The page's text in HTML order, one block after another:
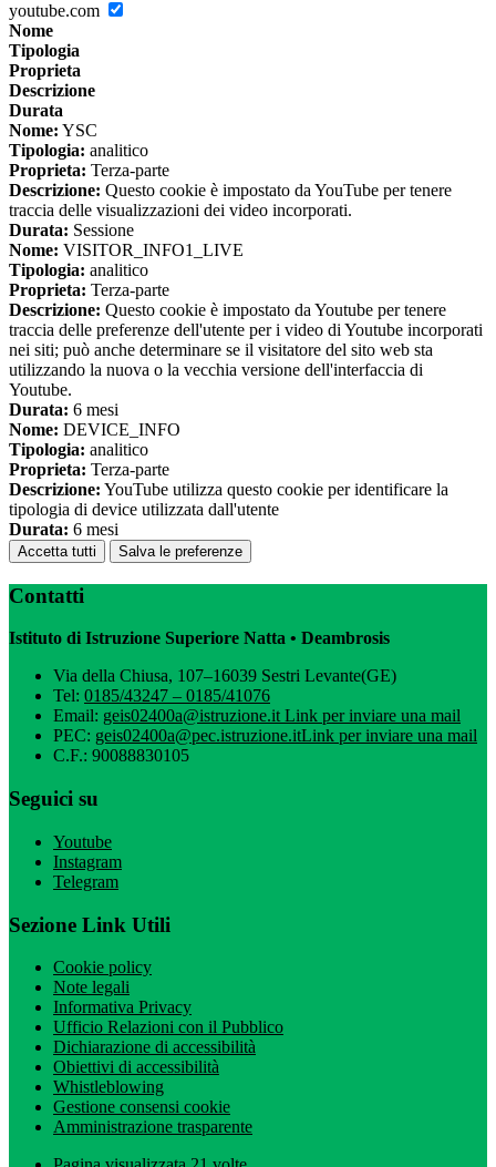
youtube.com
Nome
Tipologia
Proprieta
Descrizione
Durata
Nome: YSC
Tipologia: analitico
Proprieta: Terza-parte
Descrizione: Questo cookie è impostato da YouTube per tenere
traccia delle visualizzazioni dei video incorporati.
Durata: Sessione
Nome: VISITOR_INFO1_LIVE
Tipologia: analitico
Proprieta: Terza-parte
Descrizione: Questo cookie è impostato da Youtube per tenere
traccia delle preferenze dell'utente per i video di Youtube incorporati
nei siti; può anche determinare se il visitatore del sito web sta
utilizzando la nuova o la vecchia versione dell'interfaccia di
Youtube.
Durata: 6 mesi
Nome: DEVICE_INFO
Tipologia: analitico
Proprieta: Terza-parte
Descrizione: YouTube utilizza questo cookie per identificare la
tipologia di device utilizzata dall'utente
Durata: 6 mesi
Accetta tutti Salva le preferenze
Contatti
Istituto di Istruzione Superiore Natta • Deambrosis
Via della Chiusa, 107–16039 Sestri Levante(GE)
Tel: 0185/43247 – 0185/41076
Email: geis02400a@istruzione.itLink per inviare una mail
PEC: geis02400a@pec.istruzione.itLink per inviare una mail
C.F.: 90088830105
Seguici su
Youtube
Instagram
Telegram
Sezione Link Utili
Cookie policy
Note legali
Informativa Privacy
Ufficio Relazioni con il Pubblico
Dichiarazione di accessibilità
Obiettivi di accessibilità
Whistleblowing
Gestione consensi cookie
Amministrazione trasparente